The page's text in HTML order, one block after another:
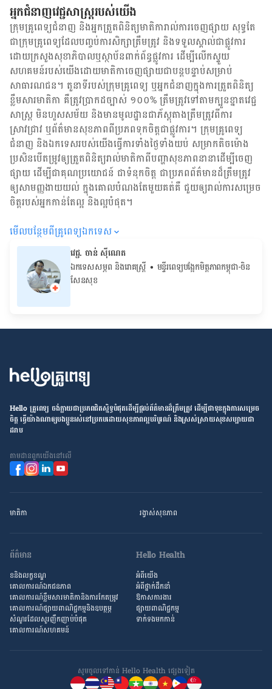
អ្នកជំនាញវេជ្ជសាស្ត្ររបស់យើង
ក្រុមគ្រូពេទ្យជំនាញ និង​អ្នក​ត្រួតពិនិត្យ​មាតិការាល់ការចេញផ្សាយ សុទ្ធតែ
ជា​ក្រុម​គ្រូពេទ្យ​ដែល​បញ្ចប់ការសិក្សាត្រឹមត្រូវ និង​ទទួល​ស្គាល់​ជាផ្លូវការ​
ដោយ​ក្រសួងសុខាភិបាលឬស្ថាប័ន​ពាក់ព័ន្ធ​ផ្លូវការ ដើម្បីលើកស្ទួយ​
សហគមន៍​របស់យើង​ដោយ​មាតិកា​ចេញផ្សាយជាបន្តបន្ទាប់សម្រាប់
សាធារណជន។ តួនាទីរបស់​ក្រុមគ្រូពេទ្យ ឬ​អ្នក​ជំនាញ​ក្នុងការ​ត្រួតពិនិត្យ​
ខ្លឹមសារ​មាតិកា គឺ​ត្រូវ​ប្រាកដ​ច្បាស់ ១០០% ត្រឹមត្រូវ​ទៅតាម​ក្បួនខ្នាតវេជ្ជ
សាស្ត្រ មិនហួសសម័យ និង​មានមូលដ្ឋាន​ជា​ភ័ស្តុតាង​ត្រឹមត្រូវ​ពី​ការ​
ស្រាវជ្រាវ ឬ​ព័ត៌មាន​សុខភាព​ពី​ប្រភព​ទុកចិត្ត​ជាផ្លូវការ។ ក្រុមគ្រូពេទ្យ
ជំនាញ និង​ឯកទេស​របស់យើង​ធ្វើការ​ទាំង​ថ្ងៃទាំងយប់ សម្រាក​តិចម៉ោង
ប្រសិន​បើ​តម្រូវ​ឲ្យ​ត្រួតពិនិត្យ​រាល់​មាតិកា​ពី​បញ្ហា​សុខភាព​នានា​ដើម្បី​ចេញ​
ផ្សាយ ដើម្បី​ជា​គុណប្រយោជន៍ ជា​ទំនុកចិត្ត ជា​ប្រភព​ព័ត៌មាន​ដ៏​ត្រឹមត្រូវ
ឲ្យសាមញ្ញ​ងាយយល់ ក្នុងគោលបំណង​តែមួយ​គត់​គឺ ជួយ​ឲ្យ​រាល់ការសម្រេច
ចិត្ត​របស់​អ្នក​កាន់តែ​ល្អ និង​ល្អ​បំផុត។
មើល​បន្ថែម​ពី​គ្រូពេទ្យ​ឯកទេស
វេជ្ជ. ចាន់ ស៊ីណេត
ឯកទេសសម្ភព និងរោគស្ត្រី • ម​ន្ទីរពេទ្យបង្អែកមិត្តភាពកម្ពុជា-ចិន
សែនសុខ
Hello គ្រូពេទ្យ ​ចង់​ក្លាយ​ជា​ប្រភព​ជិតស្និទ្ធបំផុតដើម្បី​ផ្ដល់​ព័ត៌មាន​ដ៏​ត្រឹមត្រូវ​ ដើម្បី​ជា​ទុន​ក្នុង​ការ​សម្រេច​
ចិត្ត ធ្វើ​យ៉ាង​ណា​ឲ្យ​បងប្អូន​រស់នៅ​ប្រកប​ដោយ​សុខភាព​ល្អ​បរិបូរណ៍ និង​ស្រស់ស្រាយ​សុខសប្បាយ​ជា​
ដរាប
តាម​ដាន​ពួក​យើង​នៅ​លើ
មាតិកា រង្វាស់​សុខភាព
ព័ត៌មាន
ខនិងលក្ខខណ្ឌ
គោលការណ៍ឯកជនភាព
គោលការណ៍​ខ្លឹម​សារ​មាតិកា​និង​ការ​កែតម្រូវ
គោលការណ៍ផ្សាយពាណិជ្ជកម្មនិងឧបត្ថម្ភ
សំណួរ​ដែល​សួរ​ញឹកញាប់​បំផុត
គោលការណ៍​សហគមន៍
Hello Health
អំពីយើង
អំពី​ថ្នាក់ដឹកនាំ
ឱកាស​ការងារ
ផ្សាយពាណិជ្ជកម្ម
ទាក់ទងមកកាន់
សូមចូល​ទៅកាន់ Hello Health ផ្សេង​ទៀត